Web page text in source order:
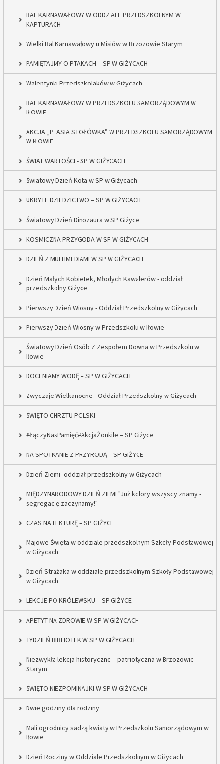
BAL KARNAWAŁOWY W ODDZIALE PRZEDSZKOLNYM W
KAPTURACH
Wielki Bal Karnawałowy u Misiów w Brzozowie Starym
PAMIĘTAJMY O PTAKACH – SP W GIŻYCACH
Walentynki Przedszkolaków w Giżycach
BAL KARNAWAŁOWY W PRZEDSZKOLU SAMORZĄDOWYM W
IŁOWIE
AKCJA „PTASIA STOŁÓWKA” W PRZEDSZKOLU SAMORZĄDOWYM
W IŁOWIE
ŚWIAT WARTOŚCI - SP W GIŻYCACH
Światowy Dzień Kota w SP w Giżycach
UKRYTE DZIEDZICTWO – SP W GIŻYCACH
Światowy Dzień Dinozaura w SP Giżyce
KOSMICZNA PRZYGODA W SP W GIŻYCACH
DZIEŃ Z MULTIMEDIAMI W SP W GIŻYCACH
Dzień Małych Kobietek, Młodych Kawalerów - oddział
przedszkolny Giżyce
Pierwszy Dzień Wiosny - Oddział Przedszkolny w Giżycach
Pierwszy Dzień Wiosny w Przedszkolu w Iłowie
Światowy Dzień Osób Z Zespołem Downa w Przedszkolu w
Iłowie
DOCENIAMY WODĘ – SP W GIŻYCACH
Zwyczaje Wielkanocne - Oddział Przedszkolny w Giżycach
ŚWIĘTO CHRZTU POLSKI
#ŁączyNasPamięć#AkcjaŻonkile – SP Giżyce
NA SPOTKANIE Z PRZYRODĄ – SP GIŻYCE
Dzień Ziemi- oddział przedszkolny w Giżycach
MIĘDZYNARODOWY DZIEŃ ZIEMI "Już kolory wszyscy znamy -
segregację zaczynamy!"
CZAS NA LEKTURĘ – SP GIŻYCE
Majowe Święta w oddziale przedszkolnym Szkoły Podstawowej
w Giżycach
Dzień Strażaka w oddziale przedszkolnym Szkoły Podstawowej
w Giżycach
LEKCJE PO KRÓLEWSKU – SP GIŻYCE
APETYT NA ZDROWIE W SP W GIŻYCACH
TYDZIEŃ BIBLIOTEK W SP W GIŻYCACH
Niezwykła lekcja historyczno – patriotyczna w Brzozowie
Starym
ŚWIĘTO NIEZPOMINAJKI W SP W GIŻYCACH
Dwie godziny dla rodziny
Mali ogrodnicy sadzą kwiaty w Przedszkolu Samorządowym w
Iłowie
Dzień Rodziny w Oddziale Przedszkolnym w Giżycach